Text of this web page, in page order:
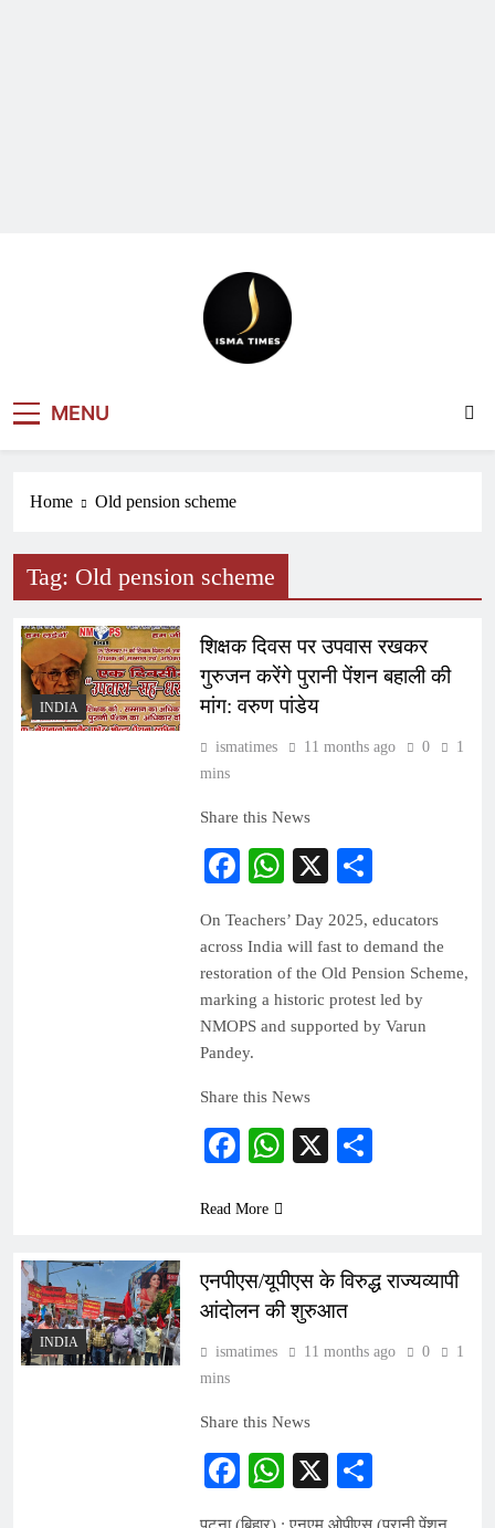
MENU
Home Old pension scheme
Tag: Old pension scheme
INDIA
शिक्षक दिवस पर उपवास रखकर
गुरुजन करेंगे पुरानी पेंशन बहाली की
मांग: वरुण पांडेय
ismatimes 11 months ago 0
1
mins
Share this News
Facebook
WhatsApp
X
On Teachers’ Day 2025, educators
across India will fast to demand the
restoration of the Old Pension Scheme,
marking a historic protest led by
NMOPS and supported by Varun
Pandey.
Share this News
Facebook
WhatsApp
X
Read More
INDIA
एनपीएस/यूपीएस के विरुद्ध राज्यव्यापी
आंदोलन की शुरुआत
ismatimes 11 months ago 0
1
mins
Share this News
Facebook
WhatsApp
X
पटना (बिहार) : एनएम ओपीएस (पुरानी पेंशन